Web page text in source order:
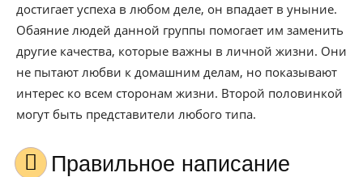
достигает успеха в любом деле, он впадает в уныние.
Обаяние людей данной группы помогает им заменить
другие качества, которые важны в личной жизни. Они
не пытают любви к домашним делам, но показывают
интерес ко всем сторонам жизни. Второй половинкой
могут быть представители любого типа.
Правильное написание